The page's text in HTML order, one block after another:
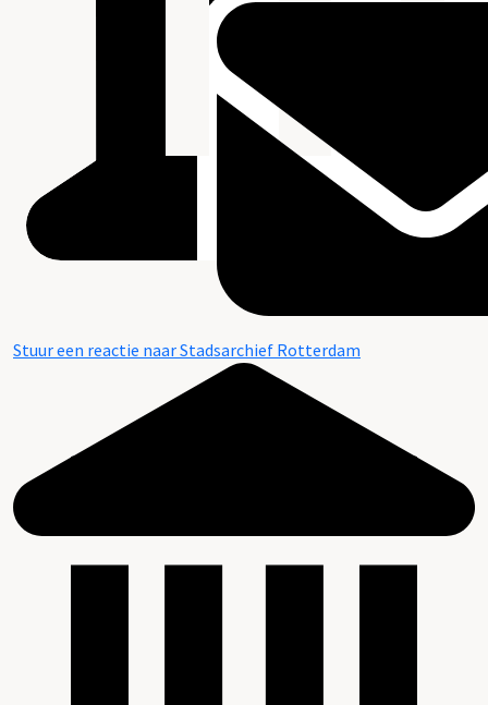
Stuur een reactie naar Stadsarchief Rotterdam